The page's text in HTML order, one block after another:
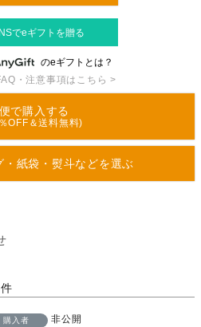
のeギフトとは？
・注意事項はこちら >
で購入する
OFF＆送料無料)
・紙袋・熨斗などを選ぶ
購入者
非公開